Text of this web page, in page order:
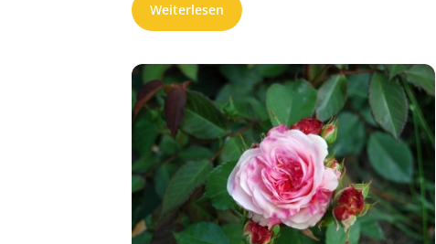
Weiterlesen